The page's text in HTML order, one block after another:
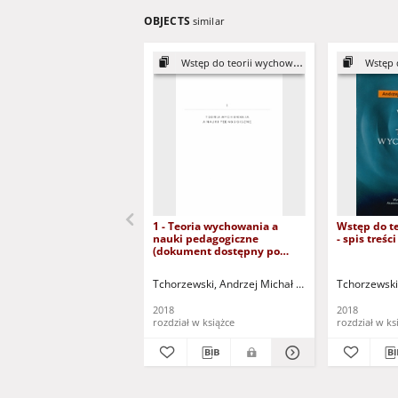
OBJECTS similar
Wstęp do teorii wychowania
1 - Teoria wychowania a
nauki pedagogiczne
(dokument dostępny po
Tchorzewski, Andrzej Michał (1943- )
2018
rozdział w książce
Wstęp
Wstęp do
- spis
2018
rozdział w